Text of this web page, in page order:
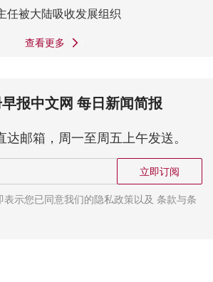
任被大陆吸收发展组织
查看更多
报中文网 每日新闻简报
邮箱，周一至周五上午发送。
立即订阅
表示您已同意我们的隐私政策以及 条款与条